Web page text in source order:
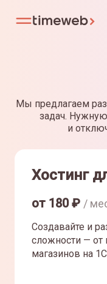
Мы предлагаем
задач.
и
Хостинг
от 180₽ /
Создавайте и
сложности — от
магазинов на